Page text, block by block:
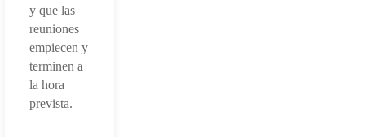
y que las
reuniones
empiecen y
terminen a
la hora
prevista.